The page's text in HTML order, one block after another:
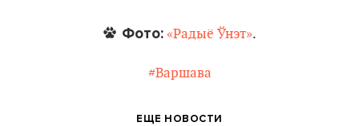
Фото: «Радыё Ўнэт».
#Варшава
ЕЩЕ НОВОСТИ